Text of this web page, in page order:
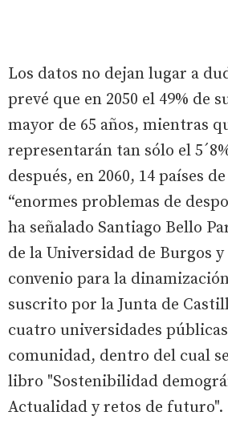
Los datos no dejan lugar a
prevé que en 2050 el 49% de
mayor de 65 años, mientras
representarán tan sólo el
después, en 2060, 14 países
“enormes problemas de
ha señalado Santiago Bello
de la Universidad de Burgos
convenio para la
suscrito por la Junta de
cuatro universidades
comunidad, dentro del cual
libro "Sostenibilidad
Actualidad y retos de futuro".